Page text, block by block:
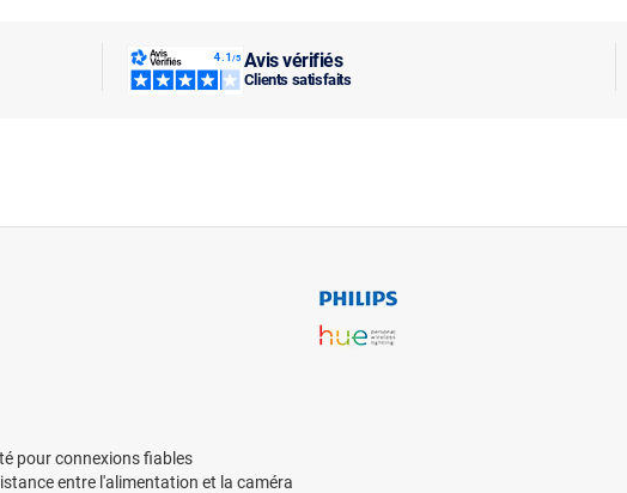
Avis vérifiés
Clients satisfaits
pour connexions fiables
entre l'alimentation et la caméra